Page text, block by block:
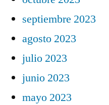
septiembre 2023
agosto 2023
julio 2023
junio 2023
mayo 2023